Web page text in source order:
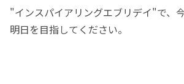
"インスパイアリングエブリデイ"で、
明日を目指してください。